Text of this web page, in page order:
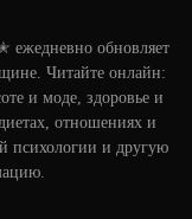
обновляет
Читайте онлайн:
и моде, здоровье и
отношениях и
психологии и другую